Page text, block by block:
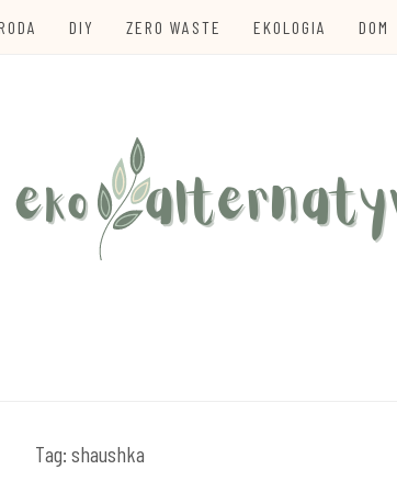
DIY ZERO WASTE EKOLOGIA DOM
Tag: shaushka